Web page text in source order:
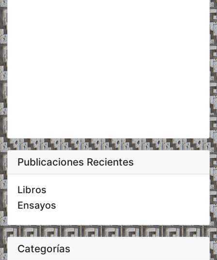
Publicaciones Recientes
Libros
Ensayos
Categorías